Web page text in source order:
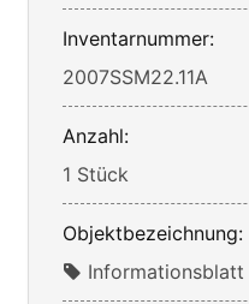
Inventarnummer:
2007SSM22.11A
Anzahl:
1 Stück
Objektbezeichnung:
Informationsblatt